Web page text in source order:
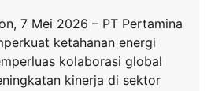
7 Mei 2026 – PT Pertamina
ketahanan energi
kolaborasi global
kinerja di sektor